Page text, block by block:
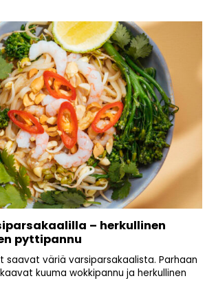
– herkullinen
pyttipannu
saavat väriä varsiparsakaalista. Parhaan
kuuma wokkipannu ja herkullinen